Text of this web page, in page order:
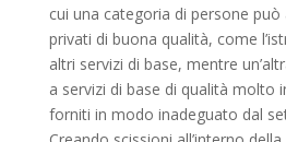
cui una categoria di persone può
privati di buona qualità, come
altri servizi di base, mentre
a servizi di base di qualità molto
forniti in modo inadeguato dal